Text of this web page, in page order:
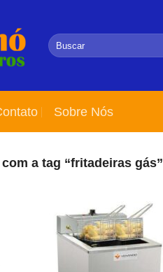
Pesquisar
por:
Sobre Nós
a tag “fritadeiras gás”